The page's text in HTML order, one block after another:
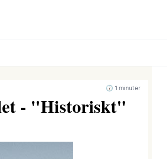
🕝 1 minuter
- "Historiskt"